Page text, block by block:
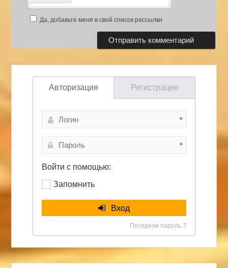
Да, добавьте меня в свой список рассылки
Авторизация Регистрация
*
*
Войти с помощью:
Запомнить
Вход
Потеряли пароль ?